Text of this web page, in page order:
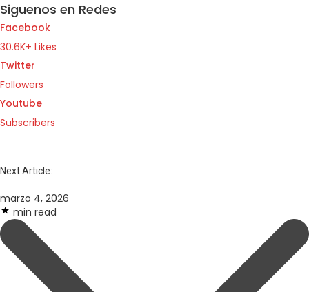
Siguenos en Redes
Facebook
30.6K+ Likes
Twitter
Followers
Youtube
Subscribers
Next Article:
marzo 4, 2026
min read